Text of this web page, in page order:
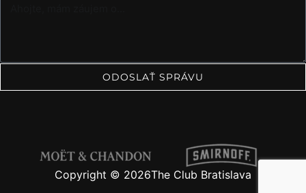
ODOSLAŤ SPRÁVU
Copyright © 2026The Club Bratislava